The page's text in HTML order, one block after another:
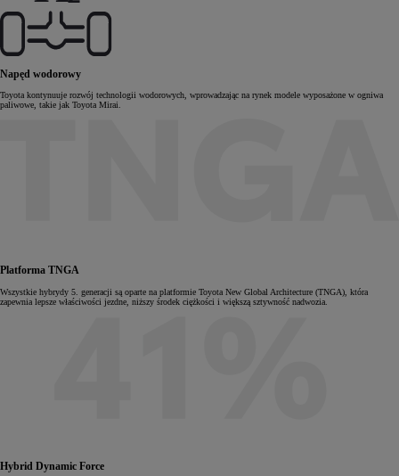
Napęd wodorowy
Toyota kontynuuje rozwój technologii wodorowych, wprowadzając na rynek modele wyposażone w ogniwa
paliwowe, takie jak Toyota Mirai.
Platforma TNGA
Wszystkie hybrydy 5. generacji są oparte na platformie Toyota New Global Architecture (TNGA), która
zapewnia lepsze właściwości jezdne, niższy środek ciężkości i większą sztywność nadwozia.
Hybrid Dynamic Force